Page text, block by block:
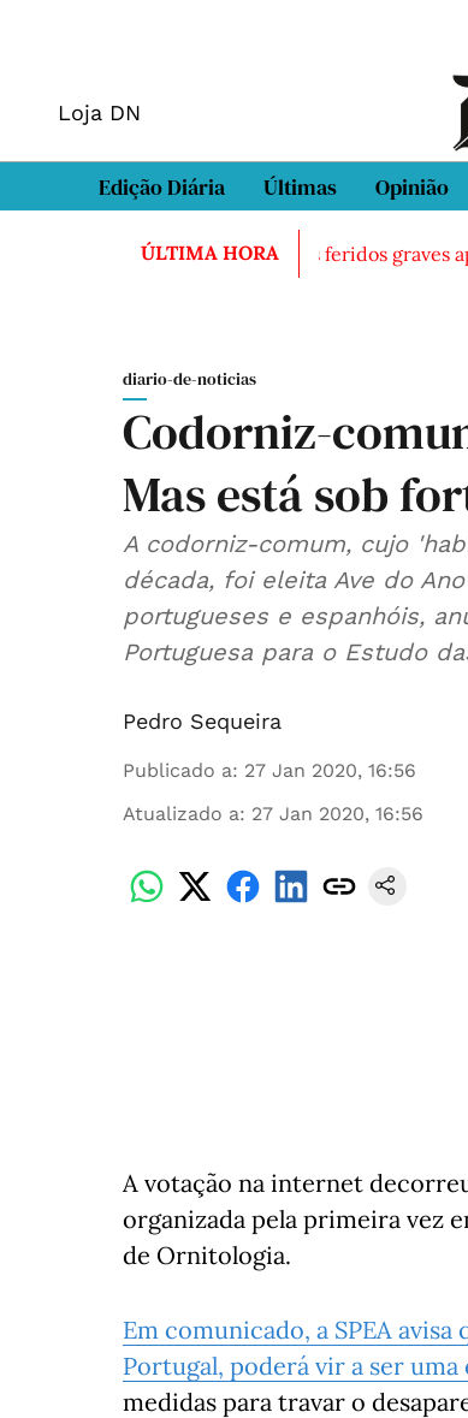
Loja DN
Edição Diária Últimas Opinião
ÚLTIMA HORA
morto em Sintra Três feridos graves
diario-de-noticias
Codorniz-
Mas está sob
A codorniz-comum, cujo
década, foi eleita Ave do
portugueses e espanhóis,
Portuguesa para o Estudo
Pedro Sequeira
Publicado a: 27 Jan 2020, 16:56
Atualizado a: 27 Jan 2020, 16:56
A votação na internet
organizada pela primeira vez
de Ornitologia.
Em comunicado, a SPEA
Portugal, poderá vir a ser uma
medidas para travar o